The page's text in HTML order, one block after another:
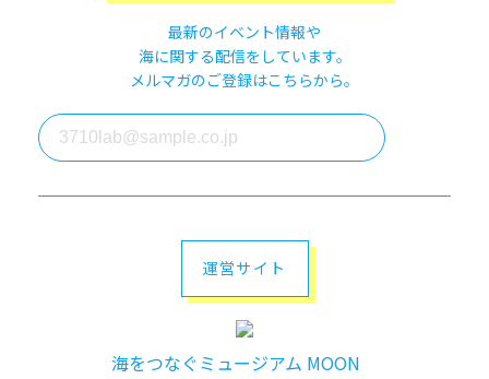
最新のイベント情報や
海に関する配信をしています。
メルマガのご登録はこちらから。
運営サイト
海をつなぐミュージアム MOON